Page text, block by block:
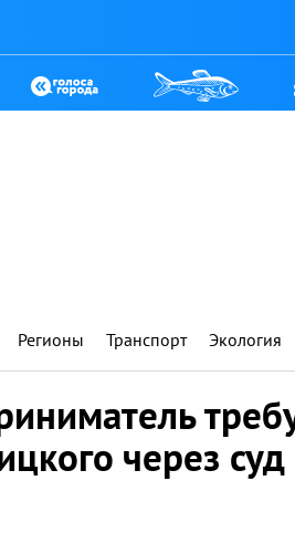
Регионы Транспорт Экология
через суд